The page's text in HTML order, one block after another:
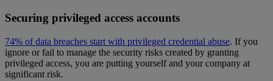
Securing privileged access accounts
74% of data breaches start with privileged credential abuse. If you
ignore or fail to manage the security risks created by granting
privileged access, you are putting yourself and your company at
significant risk.